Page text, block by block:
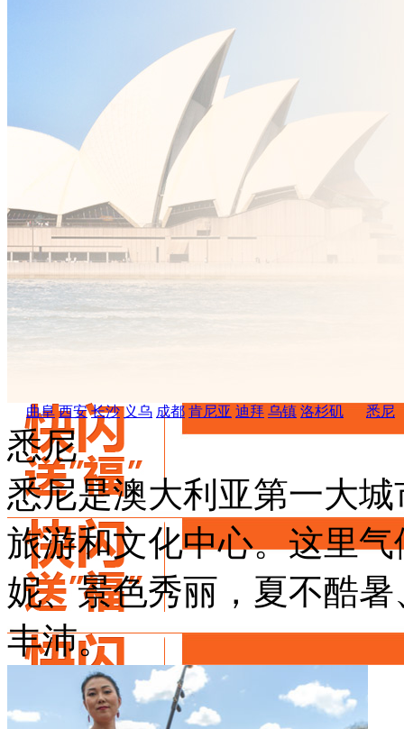
曲阜 西安 长沙 义乌 成都 肯尼亚 迪拜 乌镇 洛杉矶 悉尼
悉尼
悉尼是澳大利亚第一大
旅游和文化中心。这里
妮、景色秀丽，夏不酷
丰沛。